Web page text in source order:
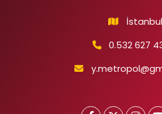
İstanbul
0.532 627